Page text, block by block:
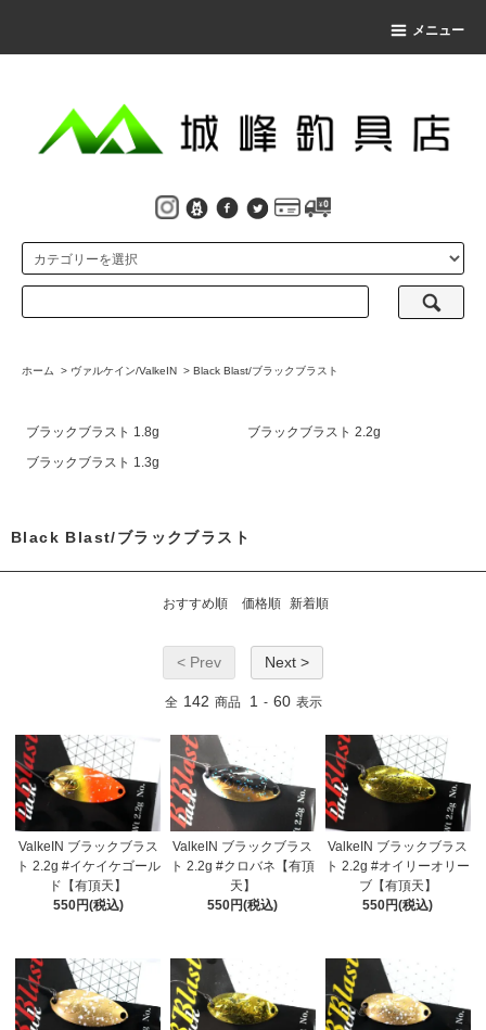
メニュー
ホーム > ヴァルケイン/ValkeIN > Black Blast/ブラックブラスト
ブラックブラスト 1.8g
ブラックブラスト 2.2g
ブラックブラスト 1.3g
Black Blast/ブラックブラスト
おすすめ順 価格順 新着順
< Prev Next >
全 142 商品 1 - 60 表示
ValkeIN ブラックブラス
ト 2.2g #イケイケゴール
ド【有頂天】
550円(税込)
ValkeIN ブラックブラス
ト 2.2g #クロバネ【有頂
天】
550円(税込)
ValkeIN ブラックブラス
ト 2.2g #オイリーオリー
ブ【有頂天】
550円(税込)